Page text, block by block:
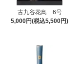
古九谷花鳥 6号
5,000円(税込5,500円)